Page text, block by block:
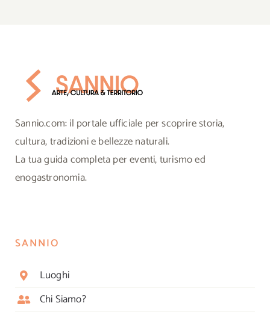
Sannio.com: il portale ufficiale per scoprire storia,
cultura, tradizioni e bellezze naturali.
La tua guida completa per eventi, turismo ed
enogastronomia.
SANNIO
Luoghi
Chi Siamo?